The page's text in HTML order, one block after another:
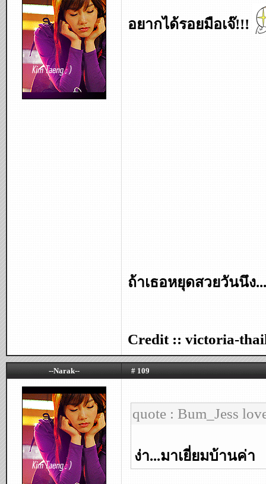
อยากได้รอยมือเจ๊!!!
ถ้าเธอหยุดสวยวันนึง
Credit :: victoria-
--Narak-- # 109
quote : Bum_Jess
ง่า...มาเยี่ยมบ้านค่า